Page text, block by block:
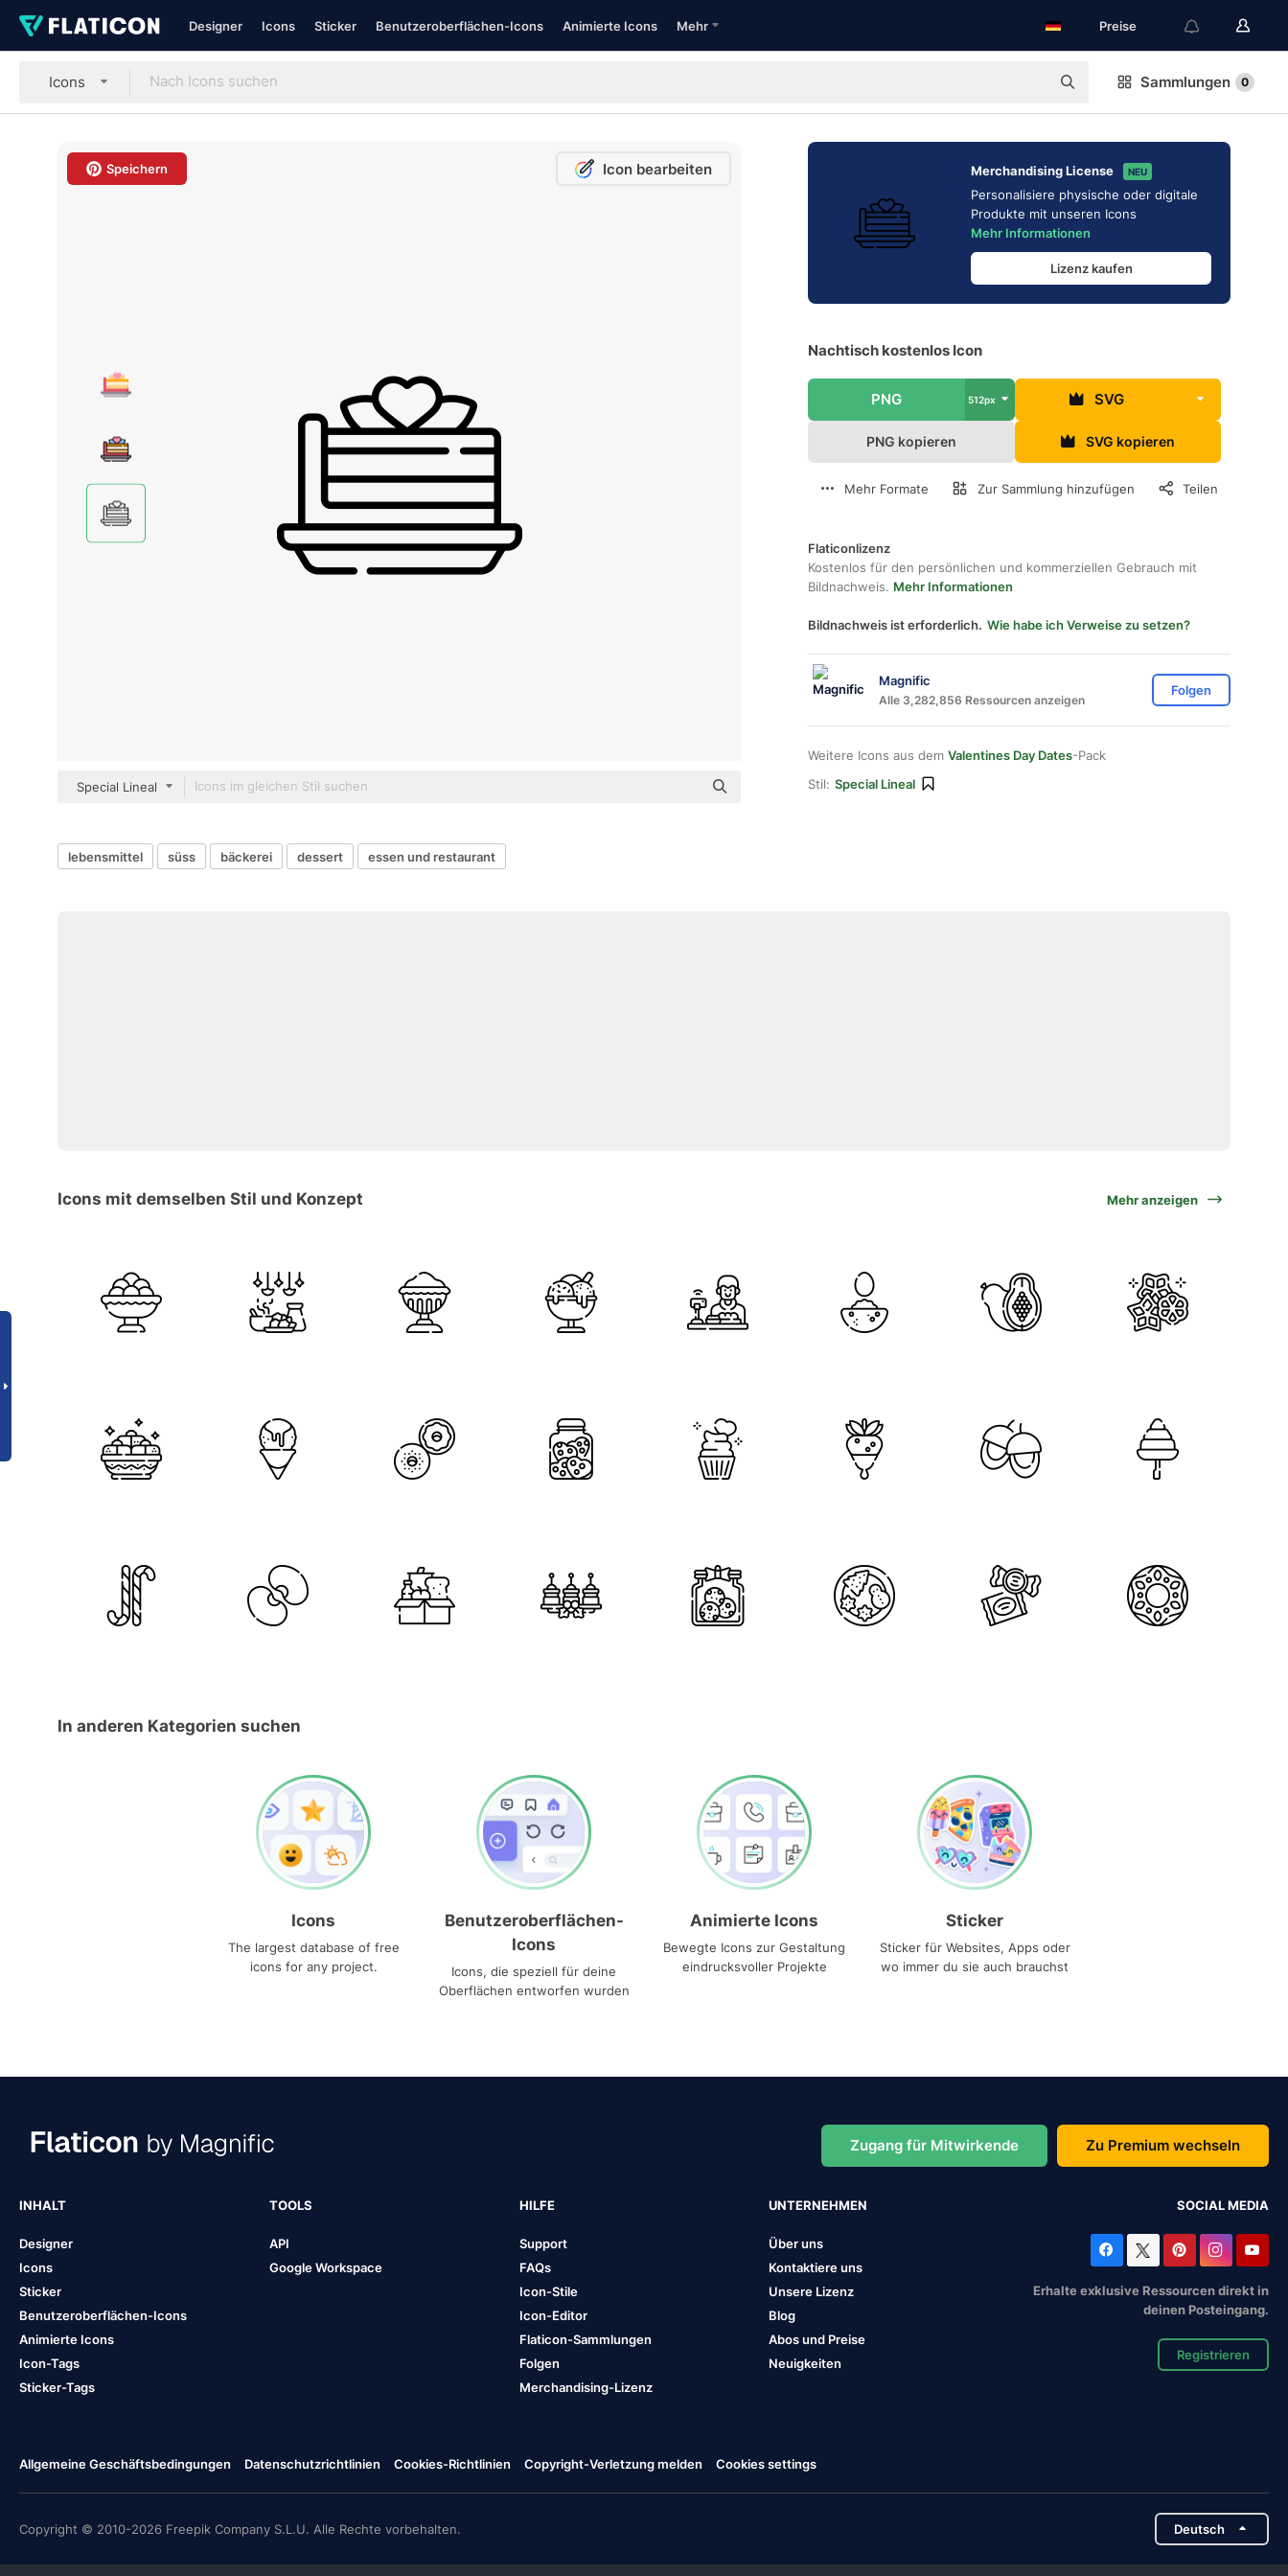
Designer Icons Sticker Benutzeroberflächen-Icons Animierte Icons Mehr Preise
Icons Sammlungen 0
Speichern Icon bearbeiten
Special Lineal
Merchandising License NEU
Personalisiere physische oder digitale
Produkte mit unseren Icons
Mehr Informationen
Lizenz kaufen
Nachtisch kostenlos Icon
PNG 512px SVG
PNG kopieren SVG kopieren
Mehr Formate Zur Sammlung hinzufügen Teilen
Flaticonlizenz
Kostenlos für den persönlichen und kommerziellen Gebrauch mit
Bildnachweis. Mehr Informationen
Bildnachweis ist erforderlich. Wie habe ich Verweise zu setzen?
Magnific
Alle 3,282,856 Ressourcen anzeigen
Folgen
Weitere Icons aus dem Valentines Day Dates-Pack
Stil: Special Lineal
lebensmittel süss bäckerei dessert essen und restaurant
Icons mit demselben Stil und Konzept Mehr anzeigen
In anderen Kategorien suchen
Icons
The largest database of free
icons for any project.
Benutzeroberflächen-
Icons
Icons, die speziell für deine
Oberflächen entworfen wurden
Animierte Icons
Bewegte Icons zur Gestaltung
eindrucksvoller Projekte
Sticker
Sticker für Websites, Apps oder
wo immer du sie auch brauchst
Zugang für Mitwirkende Zu Premium wechseln
INHALT
Designer
Icons
Sticker
Benutzeroberflächen-Icons
Animierte Icons
Icon-Tags
Sticker-Tags
TOOLS
API
Google Workspace
HILFE
Support
FAQs
Icon-Stile
Icon-Editor
Flaticon-Sammlungen
Folgen
Merchandising-Lizenz
UNTERNEHMEN
Über uns
Kontaktiere uns
Unsere Lizenz
Blog
Abos und Preise
Neuigkeiten
SOCIAL MEDIA
Erhalte exklusive Ressourcen direkt in
deinen Posteingang.
Registrieren
Allgemeine Geschäftsbedingungen Datenschutzrichtlinien Cookies-Richtlinien Copyright-Verletzung melden Cookies settings
Copyright © 2010-2026 Freepik Company S.L.U. Alle Rechte vorbehalten. Deutsch